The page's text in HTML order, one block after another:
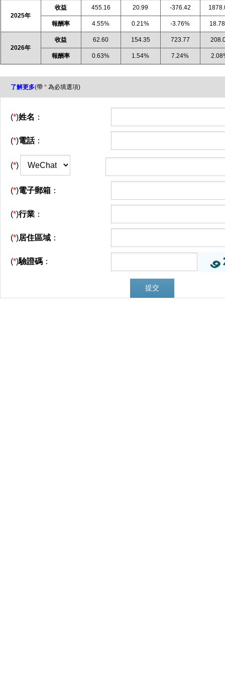
2025年
收益 455.16 20.99 -376.42
報酬率 4.55% 0.21% -3.76%
2026年
收益 62.60 154.35 723.77
報酬率 0.63% 1.54% 7.24%
了解更多(帶 * 為必填選項)
(*)姓名 ：
(*)電話：
(*)
(*)電子郵箱 ：
(*)行業 ：
(*)居住區域 ：
(*)驗證碼 ：